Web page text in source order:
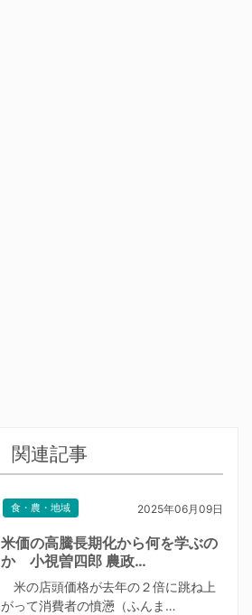
関連記事
食・農・地域 2025年06月09日
米価の高騰長期化から何を学ぶの
か 小視曽四郎 農政…
米の店頭価格が去年の２倍に跳ね上
がって消費者の憤懣（ふんま…